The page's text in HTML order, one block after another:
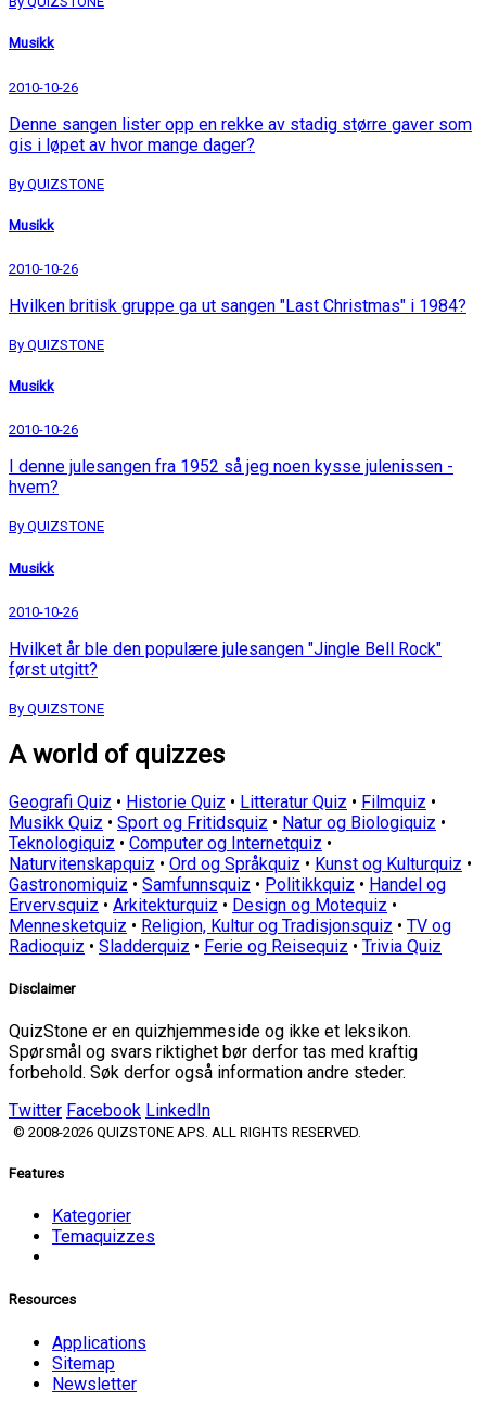
Musikk
2010-10-26
Denne sangen lister opp en rekke av stadig større gaver som
gis i løpet av hvor mange dager?
By QUIZSTONE
Musikk
2010-10-26
Hvilken britisk gruppe ga ut sangen "Last Christmas" i 1984?
By QUIZSTONE
Musikk
2010-10-26
I denne julesangen fra 1952 så jeg noen kysse julenissen -
hvem?
By QUIZSTONE
Musikk
2010-10-26
Hvilket år ble den populære julesangen "Jingle Bell Rock"
først utgitt?
By QUIZSTONE
A world of quizzes
Geografi Quiz • Historie Quiz • Litteratur Quiz • Filmquiz •
Musikk Quiz • Sport og Fritidsquiz • Natur og Biologiquiz •
Teknologiquiz • Computer og Internetquiz •
Naturvitenskapquiz • Ord og Språkquiz • Kunst og Kulturquiz •
Gastronomiquiz • Samfunnsquiz • Politikkquiz • Handel og
Ervervsquiz • Arkitekturquiz • Design og Motequiz •
Mennesketquiz • Religion, Kultur og Tradisjonsquiz • TV og
Radioquiz • Sladderquiz • Ferie og Reisequiz • Trivia Quiz
Disclaimer
QuizStone er en quizhjemmeside og ikke et leksikon.
Spørsmål og svars riktighet bør derfor tas med kraftig
forbehold. Søk derfor også information andre steder.
Twitter Facebook LinkedIn
© 2008-2026 QUIZSTONE APS. ALL RIGHTS RESERVED.
Features
Kategorier
Temaquizzes
Resources
Applications
Sitemap
Newsletter